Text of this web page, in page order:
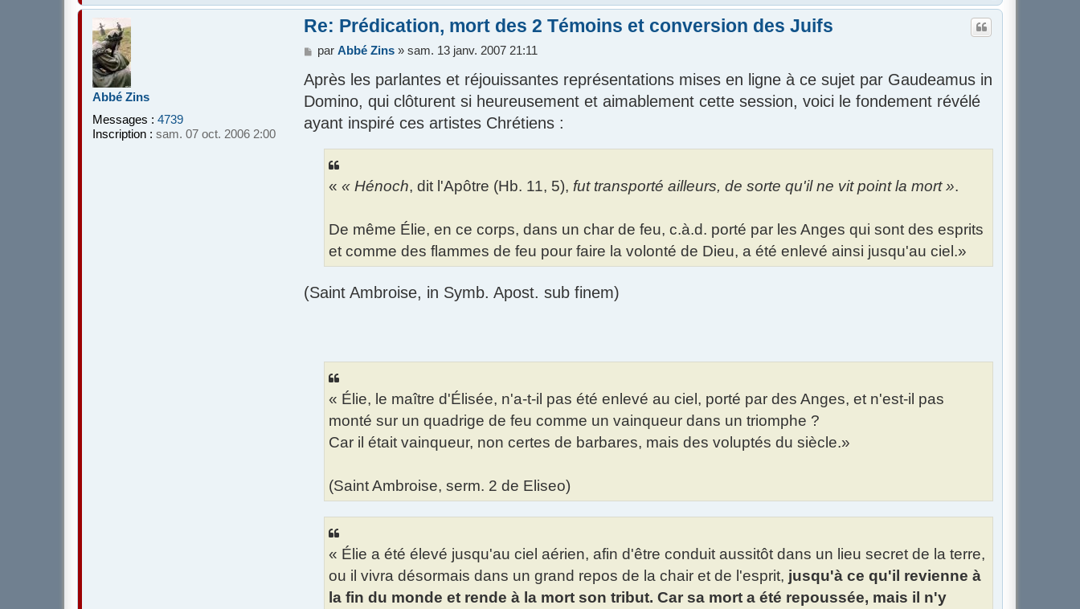
a
u
Abbé Zins
Messages : 4739
Inscription : sam. 07 oct. 2006 2:00
Re: Prédication, mort des 2 Témoins et conversion des Juifs
M
s
s
a
g
e
parAbbé Zins »sam. 13 janv. 2007 21:11
Après les parlantes et réjouissantes représentations mises en ligne à ce sujet par Gaudeamus in
Domino, qui clôturent si heureusement et aimablement cette session, voici le fondement révélé
ayant inspiré ces artistes Chrétiens :
«« Hénoch, dit l'Apôtre (Hb. 11, 5),fut transporté ailleurs, de sorte qu'il ne vit point la mort ».
De même Élie, en ce corps, dans un char de feu, c.à.d. porté par les Anges qui sont des esprits
et comme des flammes de feu pour faire la volonté de Dieu, a été enlevé ainsi jusqu'au ciel.»
(Saint Ambroise, in Symb. Apost. sub finem)
« Élie, le maître d'Élisée, n'a-t-il pas été enlevé au ciel, porté par des Anges, et n'est-il pas
monté sur un quadrige de feu comme un vainqueur dans un triomphe ?
Car il était vainqueur, non certes de barbares, mais des voluptés du siècle.»
(Saint Ambroise, serm. 2 de Eliseo)
« Élie a été élevé jusqu'au ciel aérien, afin d'être conduit aussitôt dans un lieu secret de la terre,
ou il vivra désormais dans un grand repos de la chair et de l'esprit, jusqu'à ce qu'il revienne à
la fin du monde et rende à la mort son tribut. Car sa mort a été repoussée, mais il n'y